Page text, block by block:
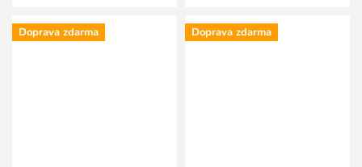
každodenních aktivit. Jsou
vytvořeny...
každodenních aktivit. Jsou
vytvořeny...
Doprava zdarma Doprava zdarma